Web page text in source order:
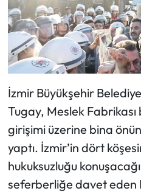
İzmir Büyükşehir
Tugay, Meslek Fabrikası
girişimi üzerine bina
yaptı. İzmir’in dört
hukuksuzluğu
seferberliğe davet eden